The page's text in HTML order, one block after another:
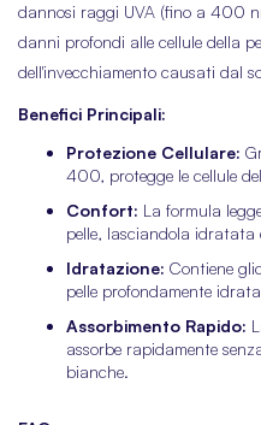
dannosi raggi UVA (fino a 400
danni profondi alle cellule della
dell'invecchiamento causati dal
Benefici Principali:
Protezione Cellulare:
400, protegge le cellule
Confort: La formula
pelle, lasciandola idratata
Idratazione: Contiene
pelle profondamente
Assorbimento Rapido:
assorbe rapidamente
bianche.